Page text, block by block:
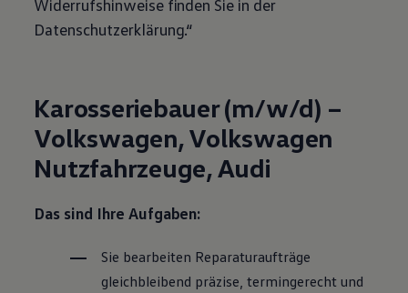
Widerrufshinweise finden Sie in der
Datenschutzerklärung.“
Karosseriebauer (m/w/d) –
Volkswagen,Volkswagen
Nutzfahrzeuge, Audi
Das sind Ihre Aufgaben:
Sie bearbeiten Reparaturaufträge
gleichbleibend präzise, termingerecht und